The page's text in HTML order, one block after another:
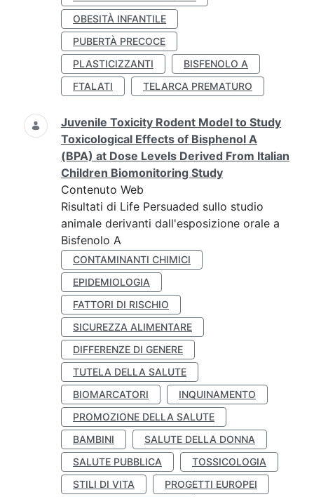
OBESITÀ INFANTILE
PUBERTÀ PRECOCE
PLASTICIZZANTI
BISFENOLO A
FTALATI
TELARCA PREMATURO
Juvenile Toxicity Rodent Model to Study
Toxicological Effects of Bisphenol A
(BPA) at Dose Levels Derived From Italian
Children Biomonitoring Study
Contenuto Web
Risultati di Life Persuaded sullo studio
animale derivanti dall'esposizione orale a
Bisfenolo A
CONTAMINANTI CHIMICI
EPIDEMIOLOGIA
FATTORI DI RISCHIO
SICUREZZA ALIMENTARE
DIFFERENZE DI GENERE
TUTELA DELLA SALUTE
BIOMARCATORI
INQUINAMENTO
PROMOZIONE DELLA SALUTE
BAMBINI
SALUTE DELLA DONNA
SALUTE PUBBLICA
TOSSICOLOGIA
STILI DI VITA
PROGETTI EUROPEI